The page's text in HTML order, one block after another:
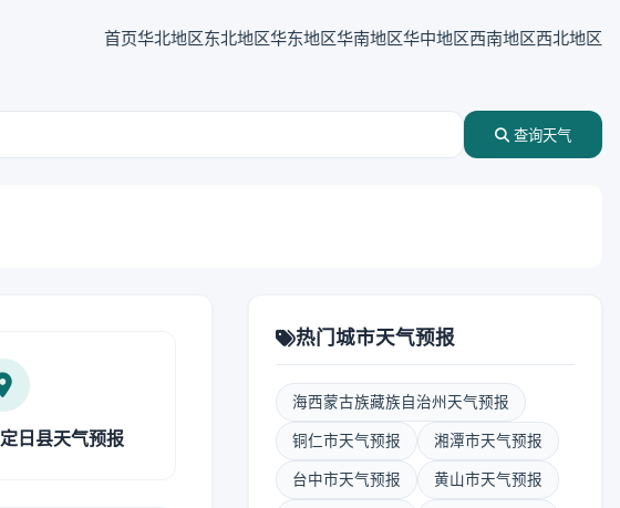
首页华北地区东北地区华东地区华南地区华中地区西南地区西北地区
查询天气
定日县天气预报
热门城市天气预报
海西蒙古族藏族自治州天气预报
铜仁市天气预报 湘潭市天气预报
台中市天气预报 黄山市天气预报